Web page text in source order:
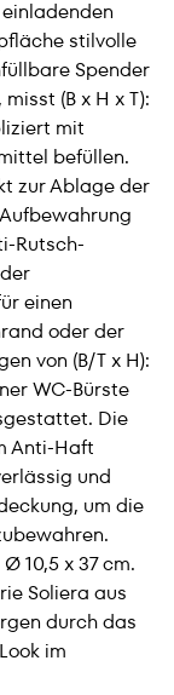
stilvolle
Spender
(B x H x T):
mit
befüllen.
zur Ablage der
Rutsch-
einen
oder der
von (B/T x H):
WC-Bürste
Die
Anti-Haft
und
um die
10,5 x 37 cm.
Soliera aus
durch das
im